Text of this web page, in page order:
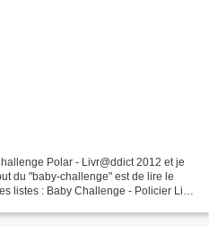
Polar - Livr@ddict 2012 et je
du "baby-challenge" est de lire le
listes : Baby Challenge - Policier Livr